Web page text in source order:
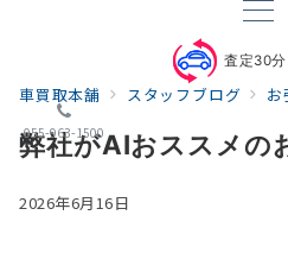
査定30
055-963-1500
車買取本舗 スタッフブログ お
弊社がAIおススメの
2026年6月16日